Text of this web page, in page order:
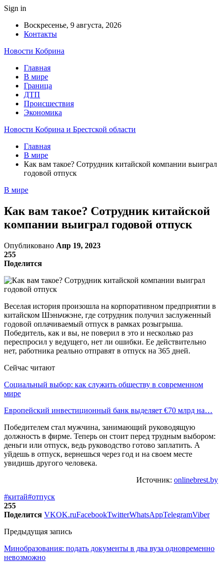
Sign in
Воскресенье, 9 августа, 2026
Контакты
Новости Кобрина
Главная
В мире
Граница
ДТП
Происшествия
Экономика
Новости Кобрина и Брестской области
Главная
В мире
Как вам такое? Сотрудник китайской компании выиграл
годовой отпуск
В мире
Как вам такое? Сотрудник китайской
компании выиграл годовой отпуск
Опубликовано Апр 19, 2023
255
Поделится
Веселая история произошла на корпоративном предприятии в
китайском Шэньчжэне, где сотрудник получил заслуженный
годовой оплачиваемый отпуск в рамках розыгрыша.
Победитель, как и вы, не поверил в это и несколько раз
переспросил у ведущего, нет ли ошибки. Ее действительно
нет, работника реально отправят в отпуск на 365 дней.
Сейчас читают
Социальный выбор: как служить обществу в современном
мире
Европейский инвестиционный банк выделяет €70 млрд на…
Победителем стал мужчина, занимающий руководящую
должность в фирме. Теперь он стоит перед трудным выбором:
деньги или отпуск, ведь руководство готово заплатить. А
уйдешь в отпуск, вернешься через год и на своем месте
увидишь другого человека.
Источник: onlinebrest.by
#китай#отпуск
255
Поделится VKOK.ruFacebookTwitterWhatsAppTelegramViber
Предыдущая запись
Минобразования: подать документы в два вуза одновременно
невозможно